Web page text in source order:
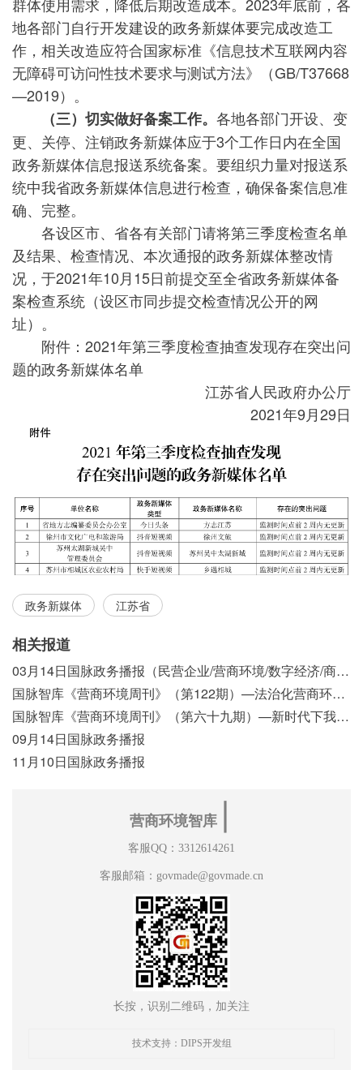
地各部门自行开发建设的政务新媒体要完成改造工
作，相关改造应符合国家标准《信息技术互联网内容
无障碍可访问性技术要求与测试方法》（GB/T37668
—2019）。
（三）切实做好备案工作。 各地各部门开设、变
更、关停、注销政务新媒体应于3个工作日内在全国
政务新媒体信息报送系统备案。要组织力量对报送系
统中我省政务新媒体信息进行检查，确保备案信息准
确、完整。
各设区市、省各有关部门请将第三季度检查名单
及结果、检查情况、本次通报的政务新媒体整改情
况，于2021年10月15日前提交至全省政务新媒体备
案检查系统（设区市同步提交检查情况公开的网
址）。
附件：2021年第三季度检查抽查发现存在突出问
题的政务新媒体名单
江苏省人民政府办公厅
2021年9月29日
政务新媒体 江苏省
相关报道
03月14日国脉政务播报（民营企业/营商环境/数字经济/商事制度改革）
国脉智库《营商环境周刊》（第122期）—法治化营商环境视域下我国行政执法公示制度浅析
国脉智库《营商环境周刊》（第六十九期）—新时代下我国营商环境标准体系构建初探
09月14日国脉政务播报
11月10日国脉政务播报
营商环境智库
客服QQ：3312614261
客服邮箱：govmade@govmade.cn
长按，识别二维码，加关注
技术支持：DIPS开发组